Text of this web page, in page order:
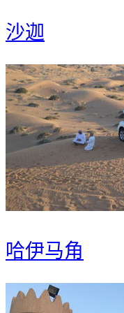
沙迦
哈伊马角